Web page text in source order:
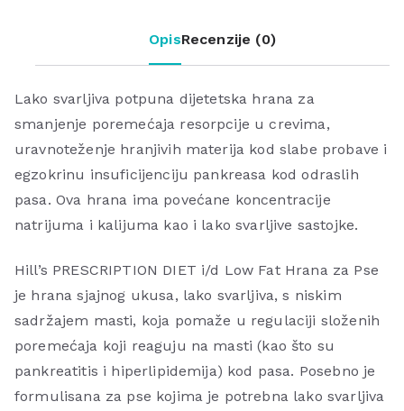
OpisRecenzije (0)
Lako svarljiva potpuna dijetetska hrana za
smanjenje poremećaja resorpcije u crevima,
uravnoteženje hranjivih materija kod slabe probave i
egzokrinu insuficijenciju pankreasa kod odraslih
pasa. Ova hrana ima povećane koncentracije
natrijuma i kalijuma kao i lako svarljive sastojke.
Hill’s PRESCRIPTION DIET i/d Low Fat Hrana za Pse
je hrana sjajnog ukusa, lako svarljiva, s niskim
sadržajem masti, koja pomaže u regulaciji složenih
poremećaja koji reaguju na masti (kao što su
pankreatitis i hiperlipidemija) kod pasa. Posebno je
formulisana za pse kojima je potrebna lako svarljiva